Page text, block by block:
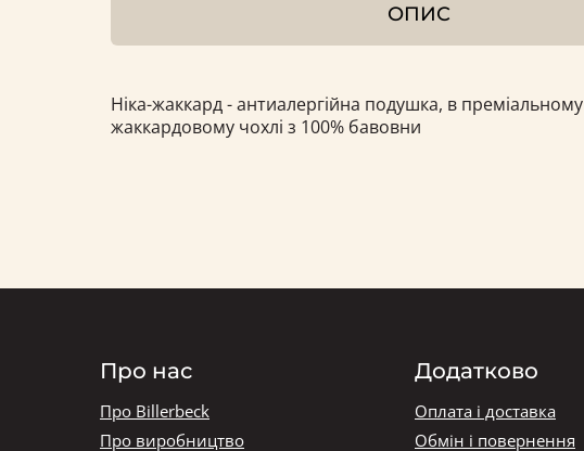
ОПИС
Ніка-жаккард - антиалергійна подушка, в преміальному
жаккардовому чохлі з 100% бавовни
Про нас
Про Billerbeck
Про виробництво
Додатково
Оплата і доставка
Обмін і повернення